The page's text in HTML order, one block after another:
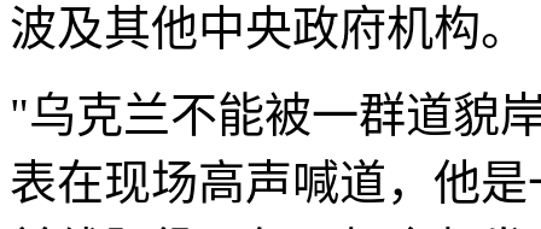
波及其他中央政府机构。
"乌克兰不能被一群道貌
表在现场高声喊道，他